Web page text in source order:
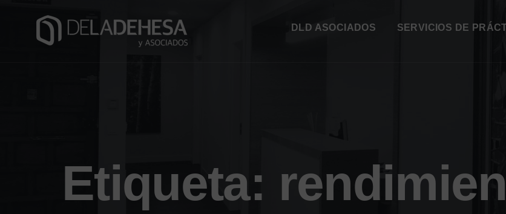
DLD ASOCIADOS SERVICIOS DE
Etiqueta: